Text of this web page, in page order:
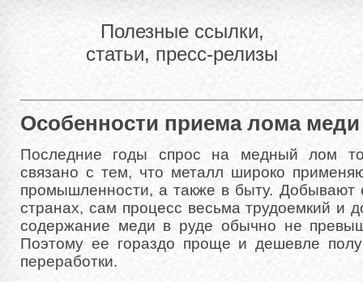
Полезные ссылки,
статьи, пресс-релизы
Особенности приема лома меди
Последние годы спрос на медный лом
связано с тем, что металл широко
промышленности, а также в быту. Добывают
странах, сам процесс весьма трудоемкий и
содержание меди в руде обычно не
Поэтому ее гораздо проще и дешевле
переработки.